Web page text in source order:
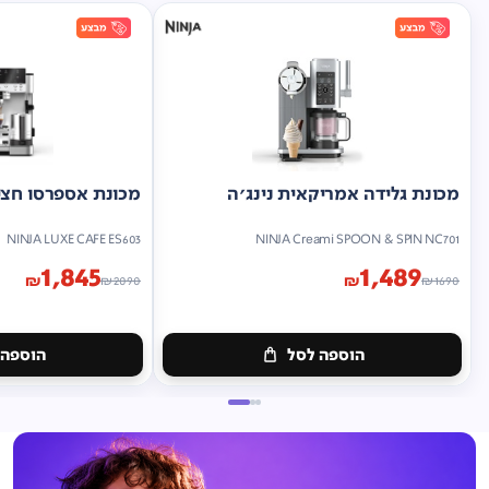
מכונת גלידה אמריקאית נינג'ה
NINJA Creami SPOON & SPIN NC701
₪1690
₪1,489
הוספה לסל
מכונת אספרסו
NINJA LUXE CAFE ES603
₪2090
₪1,845